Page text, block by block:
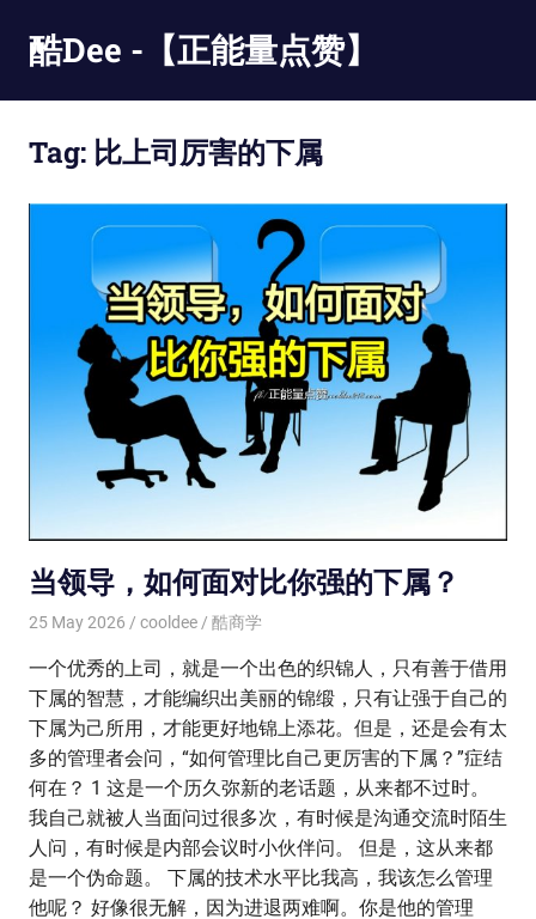
content
酷Dee -【正能量点赞】
最
Tag: 比上司厉害的下属
当领导，如何面对比你强的下属？
25 May 2026 cooldee 酷商学
一个优秀的上司，就是一个出色的织锦人，只有善于借用
下属的智慧，才能编织出美丽的锦缎，只有让强于自己的
下属为己所用，才能更好地锦上添花。但是，还是会有太
多的管理者会问，“如何管理比自己更厉害的下属？”症结
何在？ 1 这是一个历久弥新的老话题，从来都不过时。
我自己就被人当面问过很多次，有时候是沟通交流时陌生
人问，有时候是内部会议时小伙伴问。 但是，这从来都
是一个伪命题。 下属的技术水平比我高，我该怎么管理
他呢？ 好像很无解，因为进退两难啊。你是他的管理